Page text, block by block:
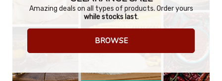
Amazing deals on all types of products. Order yours
while stocks last.
BROWSE